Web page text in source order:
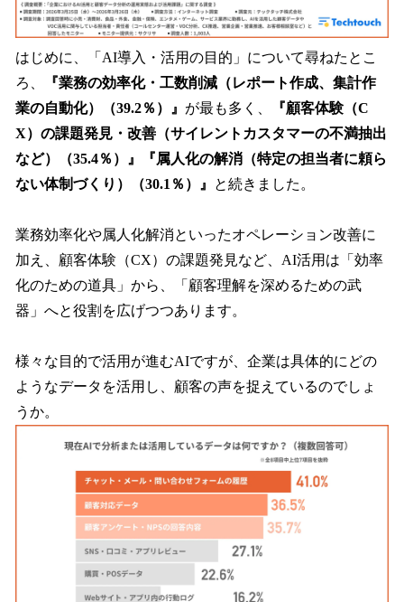
はじめに、「AI導入・活用の目的」について尋ねたとこ
ろ、
『業務の効率化・工数削減（レポート作成、集計作
業の自動化）（39.2％）』 が最も多く、
『顧客体験（C
X）の課題発見・改善（サイレントカスタマーの不満抽出
など）（35.4％）』『属人化の解消（特定の担当者に頼ら
ない体制づくり）（30.1％）』
と続きました。
業務効率化や属人化解消といったオペレーション改善に
加え、顧客体験（CX）の課題発見など、AI活用は「効率
化のための道具」から、「顧客理解を深めるための武
器」へと役割を広げつつあります。
様々な目的で活用が進むAIですが、企業は具体的にどの
ようなデータを活用し、顧客の声を捉えているのでしょ
うか。